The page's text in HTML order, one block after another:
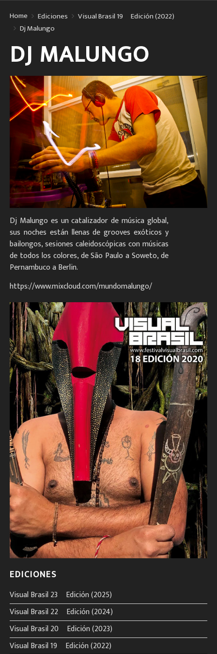
Home Ediciones
Visual Brasil 19º Edición (2022)
Dj Malungo
DJ MALUNGO
Dj Malungo es un catalizador de música global,
sus noches están llenas de grooves exóticos y
bailongos, sesiones caleidoscópicas con músicas
de todos los colores, de São Paulo a Soweto, de
Pernambuco a Berlin.
https://www.mixcloud.com/mundomalungo/
EDICIONES
Visual Brasil 23º Edición (2025)
Visual Brasil 22º Edición (2024)
Visual Brasil 20º Edición (2023)
Visual Brasil 19º Edición (2022)